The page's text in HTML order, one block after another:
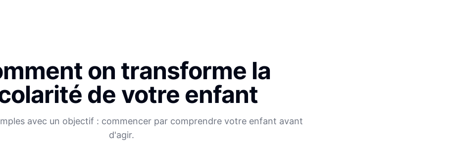
on transforme la
de votre enfant
avec un objectif : commencer par comprendre votre enfant avant
d'agir.